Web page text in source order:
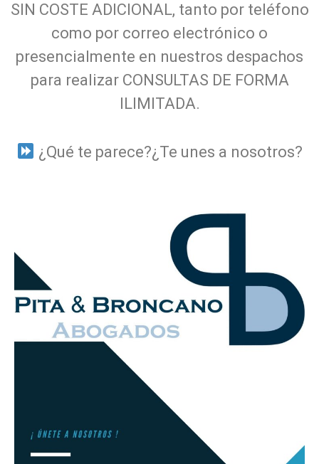
SIN COSTE ADICIONAL, tanto por teléfono
como por correo electrónico o
presencialmente en nuestros despachos
para realizar CONSULTAS DE FORMA
ILIMITADA.
¿Qué te parece?¿Te unes a nosotros?